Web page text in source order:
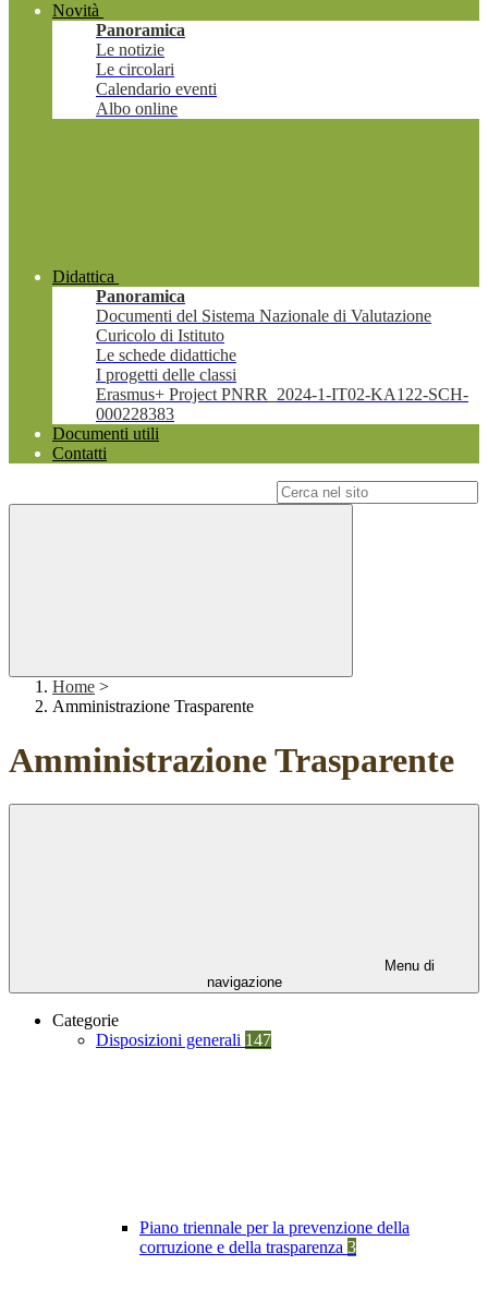
Novità
Panoramica
Le notizie
Le circolari
Calendario eventi
Albo online
Didattica
Panoramica
Documenti del Sistema Nazionale di Valutazione
Curicolo di Istituto
Le schede didattiche
I progetti delle classi
Erasmus+ Project PNRR_2024-1-IT02-KA122-SCH-
000228383
Documenti utili
Contatti
Home >
Amministrazione Trasparente
Amministrazione Trasparente
Menu di
navigazione
Categorie
Disposizioni generali 147
Piano triennale per la prevenzione della
corruzione e della trasparenza 3